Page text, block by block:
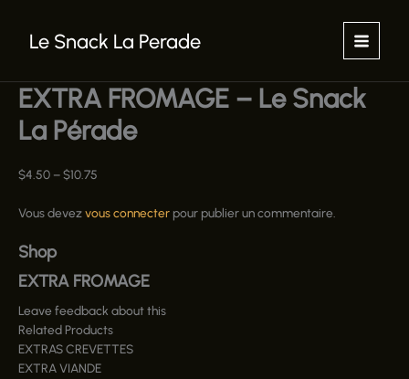
contenuLe Snack La Perade
EXTRA FROMAGE – Le Snack
La Pérade
$4.50 –$10.75
Vous devezvous connecter pour publier un commentaire.
Shop
EXTRA FROMAGE
Leave feedback about this
Related Products
EXTRAS CREVETTES
EXTRA VIANDE